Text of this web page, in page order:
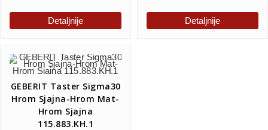
Detaljnije Detaljnije
GEBERIT Taster Sigma30
Hrom Sjajna-Hrom Mat-
Hrom Sjajna
115.883.KH.1